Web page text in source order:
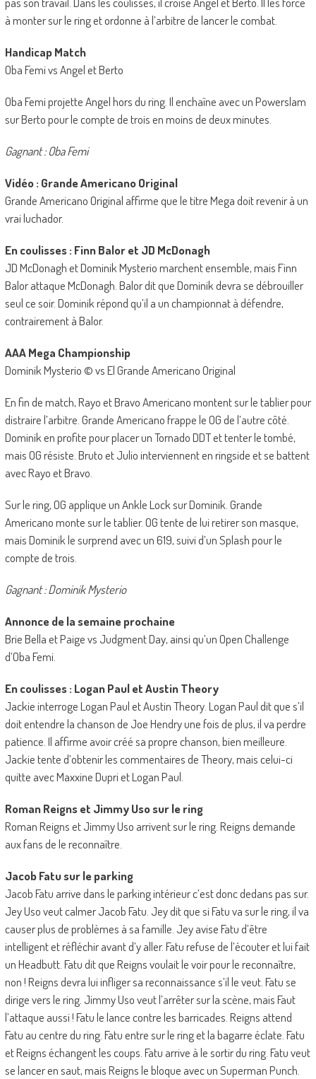
à monter sur le ring et ordonne à l’arbitre de lancer le combat.
Handicap Match
Oba Femi vs Angel et Berto
Oba Femi projette Angel hors du ring. Il enchaîne avec un Powerslam
sur Berto pour le compte de trois en moins de deux minutes.
Gagnant : Oba Femi
Vidéo : Grande Americano Original
Grande Americano Original affirme que le titre Mega doit revenir à un
vrai luchador.
En coulisses : Finn Balor et JD McDonagh
JD McDonagh et Dominik Mysterio marchent ensemble, mais Finn
Balor attaque McDonagh. Balor dit que Dominik devra se débrouiller
seul ce soir. Dominik répond qu’il a un championnat à défendre,
contrairement à Balor.
AAA Mega Championship
Dominik Mysterio © vs El Grande Americano Original
En fin de match, Rayo et Bravo Americano montent sur le tablier pour
distraire l’arbitre. Grande Americano frappe le OG de l’autre côté.
Dominik en profite pour placer un Tornado DDT et tenter le tombé,
mais OG résiste. Bruto et Julio interviennent en ringside et se battent
avec Rayo et Bravo.
Sur le ring, OG applique un Ankle Lock sur Dominik. Grande
Americano monte sur le tablier. OG tente de lui retirer son masque,
mais Dominik le surprend avec un 619, suivi d’un Splash pour le
compte de trois.
Gagnant : Dominik Mysterio
Annonce de la semaine prochaine
Brie Bella et Paige vs Judgment Day, ainsi qu’un Open Challenge
d’Oba Femi.
En coulisses : Logan Paul et Austin Theory
Jackie interroge Logan Paul et Austin Theory. Logan Paul dit que s’il
doit entendre la chanson de Joe Hendry une fois de plus, il va perdre
patience. Il affirme avoir créé sa propre chanson, bien meilleure.
Jackie tente d’obtenir les commentaires de Theory, mais celui-ci
quitte avec Maxxine Dupri et Logan Paul.
Roman Reigns et Jimmy Uso sur le ring
Roman Reigns et Jimmy Uso arrivent sur le ring. Reigns demande
aux fans de le reconnaître.
Jacob Fatu sur le parking
Jacob Fatu arrive dans le parking intérieur c’est donc dedans pas sur.
Jey Uso veut calmer Jacob Fatu. Jey dit que si Fatu va sur le ring, il va
causer plus de problèmes à sa famille. Jey avise Fatu d’être
intelligent et réfléchir avant d’y aller. Fatu refuse de l’écouter et lui fait
un Headbutt. Fatu dit que Reigns voulait le voir pour le reconnaître,
non ! Reigns devra lui infliger sa reconnaissance s’il le veut. Fatu se
dirige vers le ring. Jimmy Uso veut l’arrêter sur la scène, mais Faut
l’attaque aussi ! Fatu le lance contre les barricades. Reigns attend
Fatu au centre du ring. Fatu entre sur le ring et la bagarre éclate. Fatu
et Reigns échangent les coups. Fatu arrive à le sortir du ring. Fatu veut
se lancer en saut, mais Reigns le bloque avec un Superman Punch.